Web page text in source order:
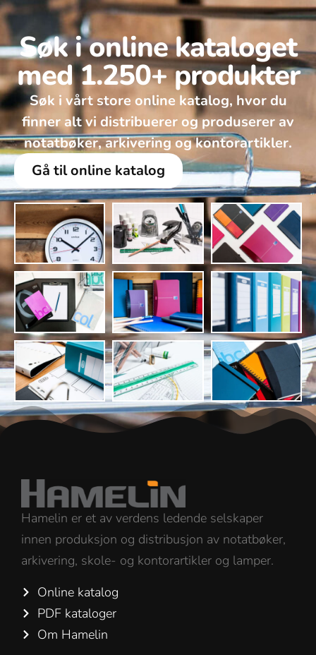
Søk i online kataloget
med 1.250+ produkter
Søk i vårt store online katalog, hvor du
finner alt vi distribuerer og produserer av
notatbøker, arkivering og kontorartikler.
Gå til online katalog
Hamelin er et av verdens ledende selskaper
innen produksjon og distribusjon av notatbøker,
arkivering, skole- og kontorartikler og lamper.
Online katalog
PDF kataloger
Om Hamelin